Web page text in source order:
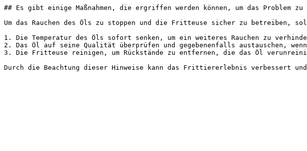
## Es gibt einige Maßnahmen, die ergriffen werden können, um das Problem zu
Um das Rauchen des Öls zu stoppen und die Fritteuse sicher zu betreiben,
1. Die Temperatur des Öls sofort senken, um ein weiteres Rauchen zu
2. Das Öl auf seine Qualität überprüfen und gegebenenfalls austauschen,
3. Die Fritteuse reinigen, um Rückstände zu entfernen, die das Öl